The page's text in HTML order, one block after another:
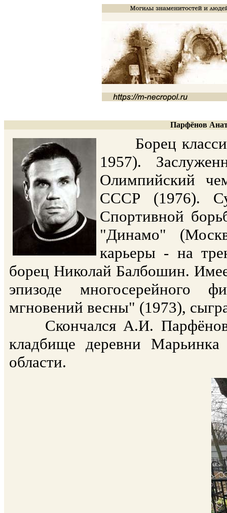
Парфёнов
Борец
1957).
Олимпийский
СССР (1976).
Спортивной
"Динамо"
карьеры - на
борец Николай Балбошин.
эпизоде многосерейного
мгновений весны" (1973),
Скончался А.И. Парфёнов
кладбище деревни Марьинка
области.